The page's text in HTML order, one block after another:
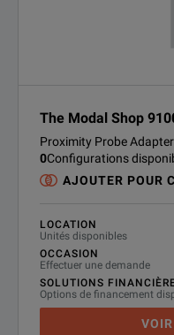
The Modal Shop
Proximity Probe
0Configurations
AJOUTER POUR
LOCATION
Unités disponibles
OCCASION
Effectuer une demande
SOLUTIONS
Options de financement